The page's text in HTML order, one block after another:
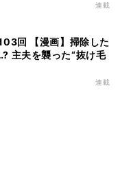
連載
回 【漫画】掃除した
主夫を襲った“抜け毛
連載